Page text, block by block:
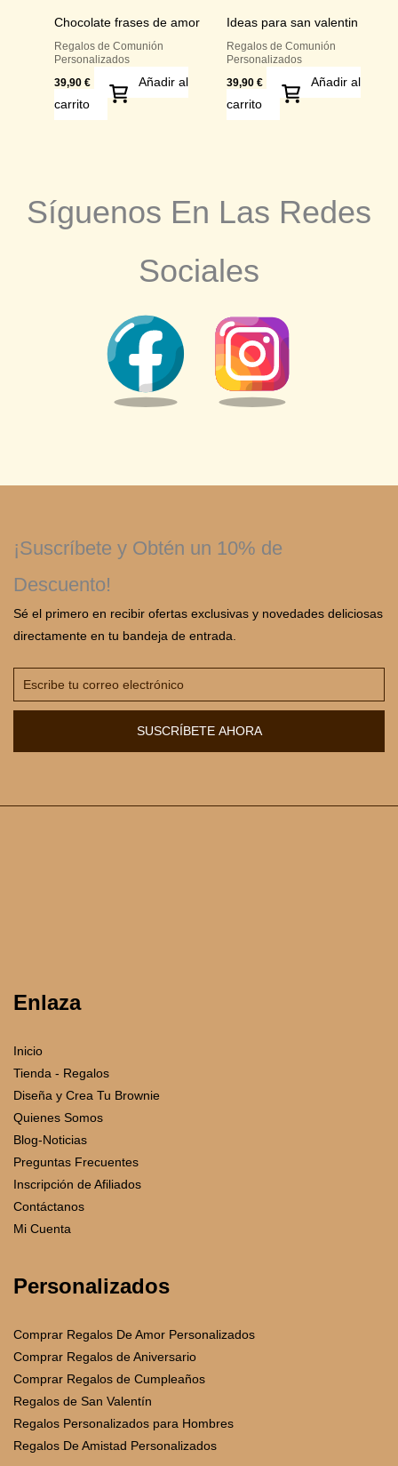
Chocolate frases de amor
Regalos de Comunión
Personalizados
39,90€
Añadir al
carrito
Ideas para san valentin
Regalos de Comunión
Personalizados
39,90 €
Añadir al
carrito
Síguenos En Las Redes
Sociales
¡Suscríbete y Obtén un 10% de
Descuento!
Sé el primero en recibir ofertas exclusivas y novedades deliciosas
directamente en tu bandeja de entrada.
SUSCRÍBETE AHORA
Enlaza
Inicio
Tienda - Regalos
Diseña y Crea Tu Brownie
Quienes Somos
Blog-Noticias
Preguntas Frecuentes
Inscripción de Afiliados
Contáctanos
Mi Cuenta
Personalizados
Comprar Regalos De Amor Personalizados
Comprar Regalos de Aniversario
Comprar Regalos de Cumpleaños
Regalos de San Valentín
Regalos Personalizados para Hombres
Regalos De Amistad Personalizados